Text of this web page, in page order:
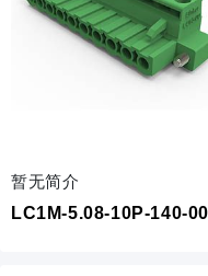
暂无简介
LC1M-5.08-10P-140-